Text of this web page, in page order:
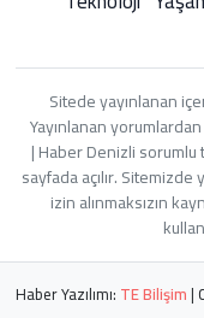
Sitede yayınlanan
Yayınlanan
| Haber Denizli
sayfada açılır.
izin alınmaksızın
Haber Yazılımı: TE Bilişim|